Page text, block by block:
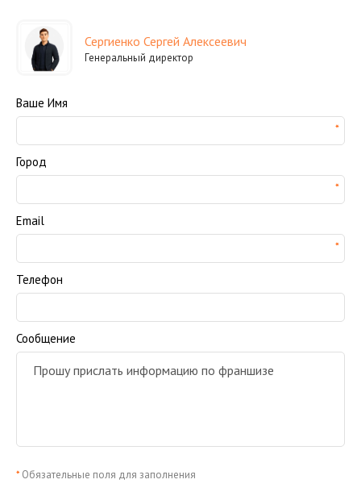
Сергиенко Сергей Алексеевич
Генеральный директор
Ваше Имя
Город
Email
Телефон
Сообщение
* Обязательные поля для заполнения